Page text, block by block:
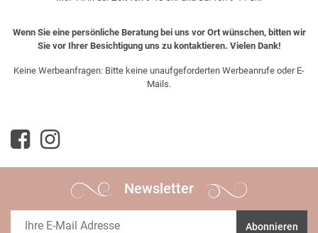
Wenn Sie eine persönliche Beratung bei uns vor Ort wünschen, bitten wir
Sie vor Ihrer Besichtigung uns zu kontaktieren. Vielen Dank!
Keine Werbeanfragen: Bitte keine unaufgeforderten Werbeanrufe oder E-
Mails.
Newsletter
Abonnieren